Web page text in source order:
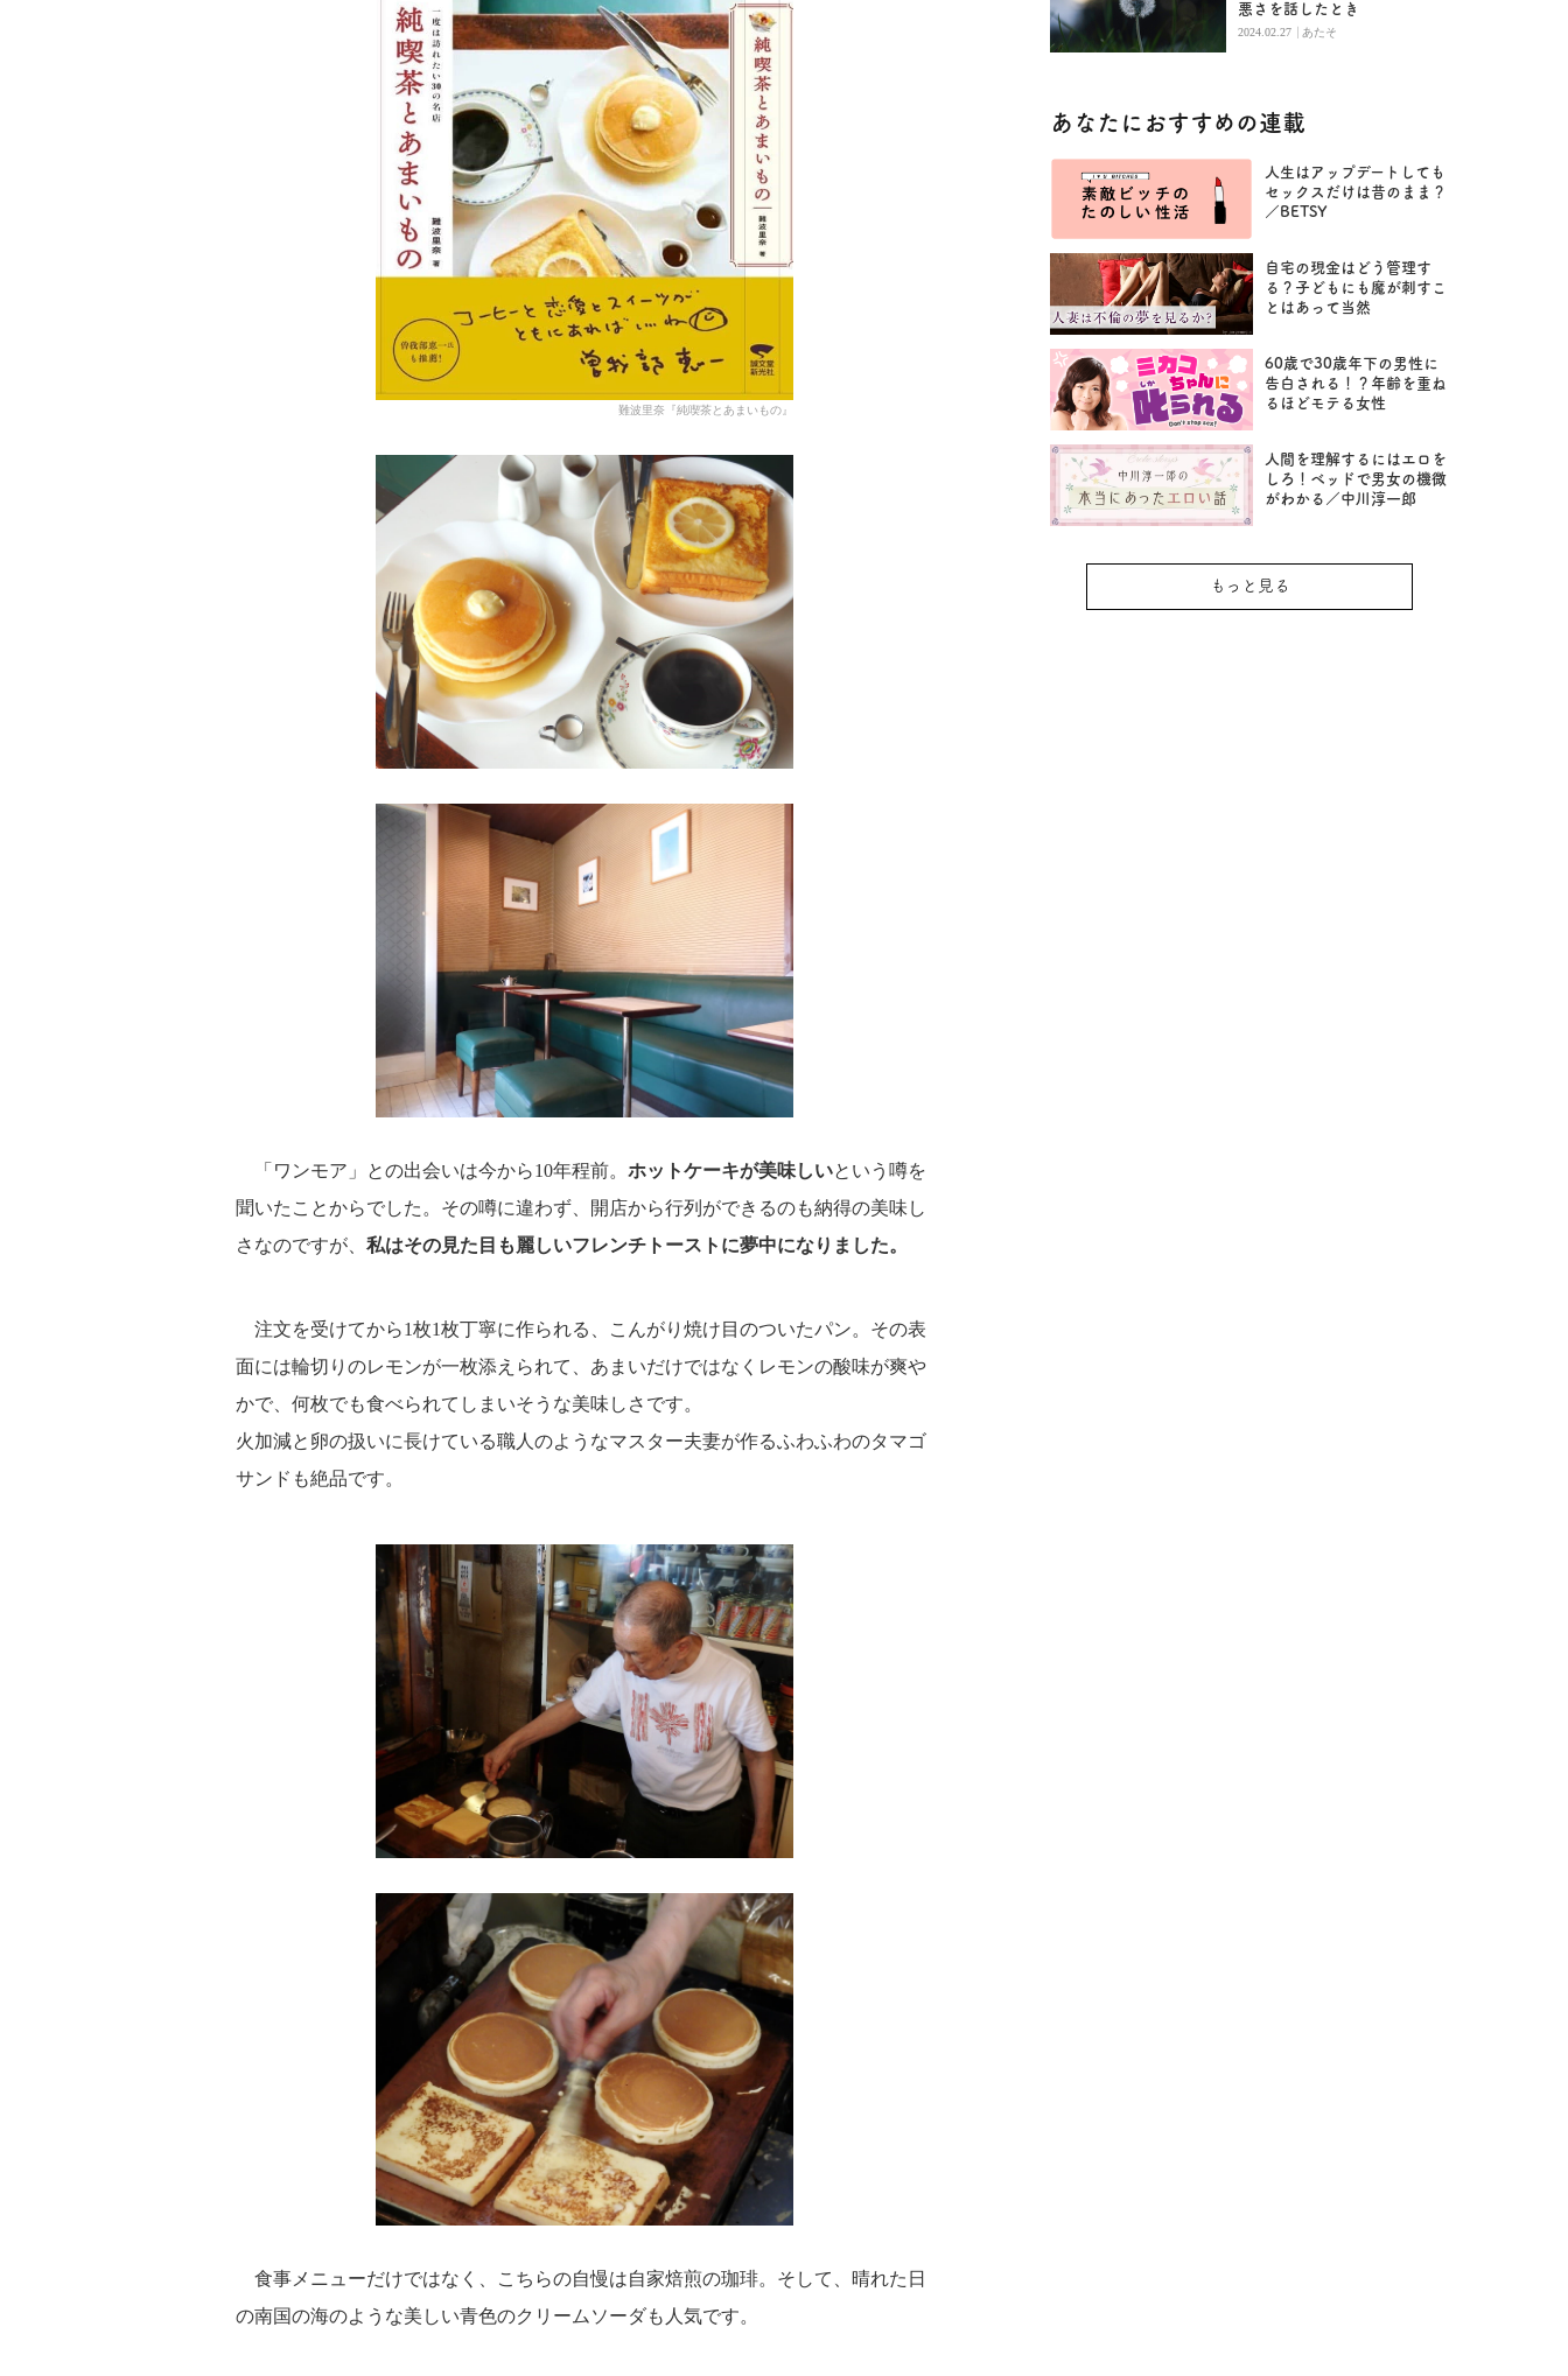
難波里奈『純喫茶とあまいもの』
「ワンモア」との出会いは今から10年程前。 ホットケーキが美味しいという噂を
聞いたことからでした。その噂に違わず、開店から行列ができるのも納得の美味し
さなのですが、 私はその見た目も麗しいフレンチトーストに夢中になりました。
注文を受けてから1枚1枚丁寧に作られる、こんがり焼け目のついたパン。その表
面には輪切りのレモンが一枚添えられて、あまいだけではなくレモンの酸味が爽や
かで、何枚でも食べられてしまいそうな美味しさです。
火加減と卵の扱いに長けている職人のようなマスター夫妻が作るふわふわのタマゴ
サンドも絶品です。
食事メニューだけではなく、こちらの自慢は自家焙煎の珈琲。そして、晴れた日
の南国の海のような美しい青色のクリームソーダも人気です。
悪さを話したとき
2024.02.27 | あたそ
あなたにおすすめの連載
人生はアップデートしても
セックスだけは昔のまま？
／BETSY
自宅の現金はどう管理す
る？子どもにも魔が刺すこ
とはあって当然
60歳で30歳年下の男性に
告白される！？年齢を重ね
るほどモテる女性
人間を理解するにはエロを
しろ！ベッドで男女の機微
がわかる／中川淳一郎
もっと見る